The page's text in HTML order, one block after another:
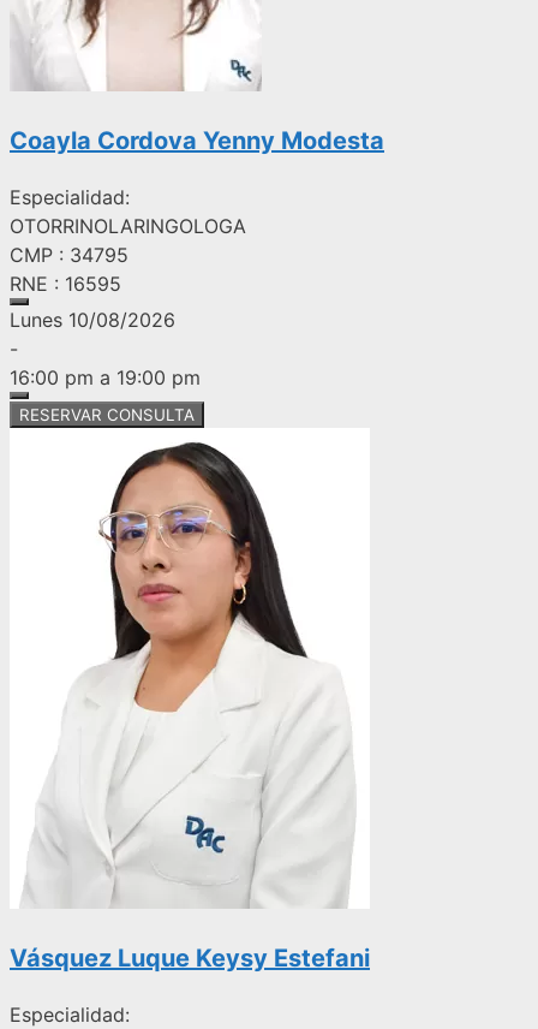
Coayla Cordova Yenny Modesta
Especialidad:
OTORRINOLARINGOLOGA
CMP : 34795
RNE : 16595
Lunes 10/08/2026
-
16:00 pm a 19:00 pm
RESERVAR CONSULTA
Vásquez Luque Keysy Estefani
Especialidad: